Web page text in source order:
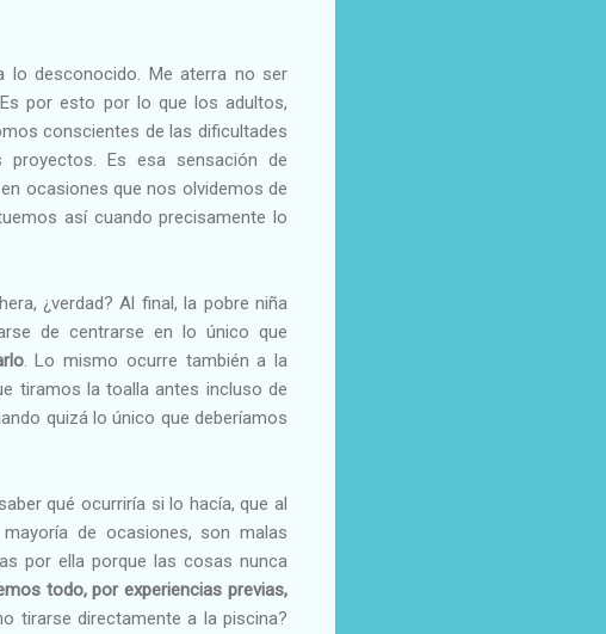
lo desconocido. Me aterra no ser
por esto por lo que los adultos,
conscientes de las dificultades
Es esa sensación de
ocasiones que nos olvidemos de
así cuando precisamente lo
¿verdad? Al final, la pobre niña
de centrarse en lo único que
. Lo mismo ocurre también a la
tiramos la toalla antes incluso de
quizá lo único que deberíamos
qué ocurriría si lo hacía, que al
de ocasiones, son malas
por ella porque las cosas nunca
todo, por experiencias previas,
tirarse directamente a la piscina?